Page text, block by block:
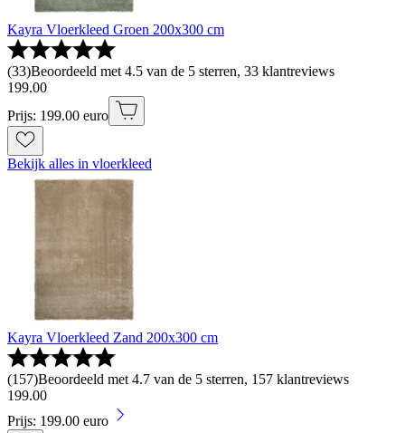
Kayra Vloerkleed Groen 200x300 cm
(33)Beoordeeld met 4.5 van de 5 sterren, 33 klantreviews
199.00
Prijs: 199.00 euro
Bekijk alles in vloerkleed
Kayra Vloerkleed Zand 200x300 cm
(157)Beoordeeld met 4.7 van de 5 sterren, 157 klantreviews
199.00
Prijs: 199.00 euro